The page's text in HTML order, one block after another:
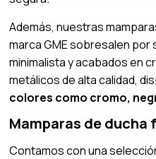
Además, nuestras
marca GME sobresalen
minimalista y acabados en
metálicos de alta calidad,
colores como cromo,
Mamparas de
Contamos con una